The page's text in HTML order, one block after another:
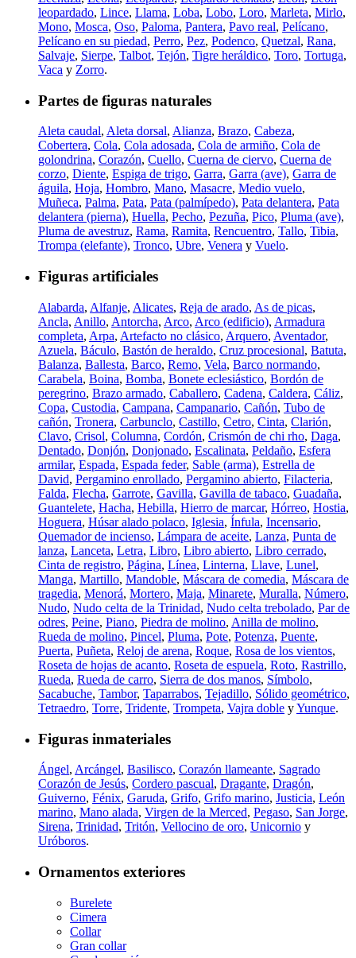
leopardado, Lince, Llama, Loba, Lobo, Loro, Marleta, Mirlo,
Mono, Mosca, Oso, Paloma, Pantera, Pavo real, Pelícano,
Pelícano en su piedad, Perro, Pez, Podenco, Quetzal, Rana,
Salvaje, Sierpe, Talbot, Tejón, Tigre heráldico, Toro, Tortuga,
Vaca y Zorro.
Partes de figuras naturales
Aleta caudal, Aleta dorsal, Alianza, Brazo, Cabeza,
Cobertera, Cola, Cola adosada, Cola de armiño, Cola de
golondrina, Corazón, Cuello, Cuerna de ciervo, Cuerna de
corzo, Diente, Espiga de trigo, Garra, Garra (ave), Garra de
águila, Hoja, Hombro, Mano, Masacre, Medio vuelo,
Muñeca, Palma, Pata, Pata (palmípedo), Pata delantera, Pata
delantera (pierna), Huella, Pecho, Pezuña, Pico, Pluma (ave),
Pluma de avestruz, Rama, Ramita, Rencuentro, Tallo, Tibia,
Trompa (elefante), Tronco, Ubre, Venera y Vuelo.
Figuras artificiales
Alabarda, Alfanje, Alicates, Reja de arado, As de picas,
Ancla, Anillo, Antorcha, Arco, Arco (edificio), Armadura
completa, Arpa, Artefacto no clásico, Arquero, Aventador,
Azuela, Báculo, Bastón de heraldo, Cruz procesional, Batuta,
Balanza, Ballesta, Barco, Remo, Vela, Barco normando,
Carabela, Boina, Bomba, Bonete eclesiástico, Bordón de
peregrino, Brazo armado, Caballero, Cadena, Caldera, Cáliz,
Copa, Custodia, Campana, Campanario, Cañón, Tubo de
cañón, Tronera, Carbunclo, Castillo, Cetro, Cinta, Clarión,
Clavo, Crisol, Columna, Cordón, Crismón de chi rho, Daga,
Dentado, Donjón, Donjonado, Escalinata, Peldaño, Esfera
armilar, Espada, Espada feder, Sable (arma), Estrella de
David, Pergamino enrollado, Pergamino abierto, Filacteria,
Falda, Flecha, Garrote, Gavilla, Gavilla de tabaco, Guadaña,
Guantelete, Hacha, Hebilla, Hierro de marcar, Hórreo, Hostia,
Hoguera, Húsar alado polaco, Iglesia, Ínfula, Incensario,
Quemador de incienso, Lámpara de aceite, Lanza, Punta de
lanza, Lanceta, Letra, Libro, Libro abierto, Libro cerrado,
Cinta de registro, Página, Línea, Linterna, Llave, Lunel,
Manga, Martillo, Mandoble, Máscara de comedia, Máscara de
tragedia, Menorá, Mortero, Maja, Minarete, Muralla, Número,
Nudo, Nudo celta de la Trinidad, Nudo celta trebolado, Par de
odres, Peine, Piano, Piedra de molino, Anilla de molino,
Rueda de molino, Pincel, Pluma, Pote, Potenza, Puente,
Puerta, Puñeta, Reloj de arena, Roque, Rosa de los vientos,
Roseta de hojas de acanto, Roseta de espuela, Roto, Rastrillo,
Rueda, Rueda de carro, Sierra de dos manos, Símbolo,
Sacabuche, Tambor, Taparrabos, Tejadillo, Sólido geométrico,
Tetraedro, Torre, Tridente, Trompeta, Vajra doble yYunque.
Figuras inmateriales
Ángel, Arcángel, Basilisco, Corazón llameante, Sagrado
Corazón de Jesús, Cordero pascual, Dragante, Dragón,
Guiverno, Fénix, Garuda, Grifo, Grifo marino, Justicia, León
marino, Mano alada, Virgen de la Merced, Pegaso, San Jorge,
Sirena, Trinidad, Tritón, Vellocino de oro, Unicornio y
Uróboros.
Ornamentos exteriores
Burelete
Cimera
Collar
Gran collar